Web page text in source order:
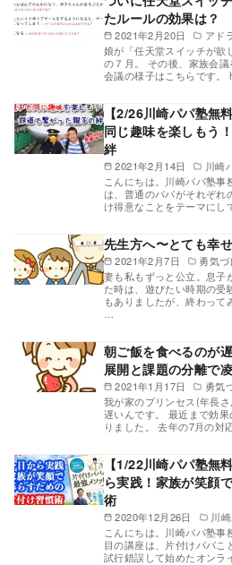
2021年2月20日 アド
たルールの効果は？
娘が「任天堂スイッチが欲
の７月。 その後、家族会
会議の様子はこちらです。
2021年2月14日 川崎
【2/26川崎パパ塾無
同じ趣味を楽しもう
絆
こんにちは。川崎パパ塾
は、普通のパパがそれぞれ
け得意なことをテーマにし
2021年2月7日 勇気づ
先生方へ〜とても幸
妻も私もずっと公立。息子
た時は、遊びたい時期の受
もありましたが、終わって
…
2021年1月17日 勇気
朝ご飯を食べるのが
展開と課題の分離で
我が家のプリンセス(年長
遅いんです。 最近まで効
りました。 去年の7月の対
2020年12月26日 川崎
【1/22川崎パパ塾無
ら実践！家族が笑顔
術
こんにちは。川崎パパ塾事
目の講座は、片付けパパこ
試行錯誤して始めたオンラ